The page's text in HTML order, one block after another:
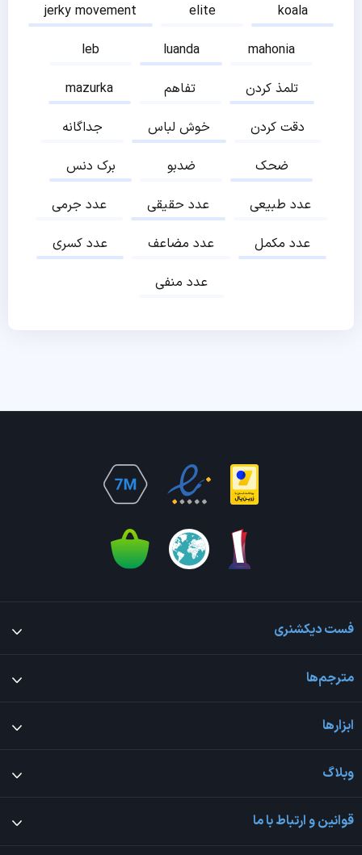
jerky movement
elite
koala
leb
luanda
mahonia
mazurka
تفاهم
تلمذ کردن
جداگانه
خوش لباس
دقت کردن
برک دنس
ضدبو
ضحک
عدد جرمی
عدد حقیقی
عدد طبیعی
عدد کسری
عدد مضاعف
عدد مکمل
عدد منفی
فست دیکشنری
مترجم‌ها
ابزارها
وبلاگ
قوانین و ارتباط با ما